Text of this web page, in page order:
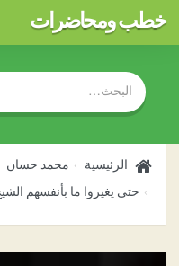
خطب ومحاضرات
الرئيسية محمد حسان
حتى يغيروا ما بأنفسهم